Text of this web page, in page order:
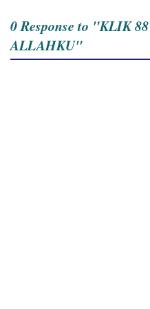
0 Response to "KLIK
ALLAHKU"